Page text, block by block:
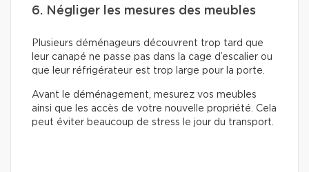
6. Négliger les mesures des meubles
Plusieurs déménageurs découvrent trop tard que
leur canapé ne passe pas dans la cage d’escalier ou
que leur réfrigérateur est trop large pour la porte.
Avant le déménagement, mesurez vos meubles
ainsi que les accès de votre nouvelle propriété. Cela
peut éviter beaucoup de stress le jour du transport.